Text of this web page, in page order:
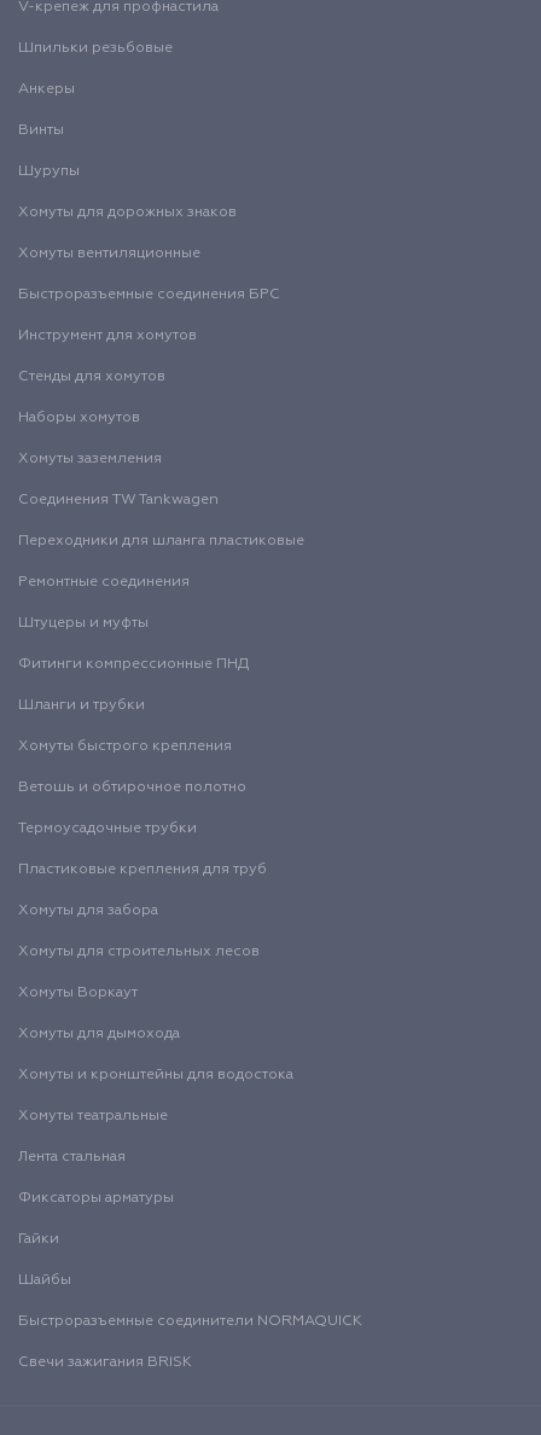
V-крепеж для профнастила
Шпильки резьбовые
Анкеры
Винты
Шурупы
Хомуты для дорожных знаков
Хомуты вентиляционные
Быстроразъемные соединения БРС
Инструмент для хомутов
Стенды для хомутов
Наборы хомутов
Хомуты заземления
Соединения TW Tankwagen
Переходники для шланга пластиковые
Ремонтные соединения
Штуцеры и муфты
Фитинги компрессионные ПНД
Шланги и трубки
Хомуты быстрого крепления
Ветошь и обтирочное полотно
Термоусадочные трубки
Пластиковые крепления для труб
Хомуты для забора
Хомуты для строительных лесов
Хомуты Воркаут
Хомуты для дымохода
Хомуты и кронштейны для водостока
Хомуты театральные
Лента стальная
Фиксаторы арматуры
Гайки
Шайбы
Быстроразъемные соединители NORMAQUICK
Свечи зажигания BRISK